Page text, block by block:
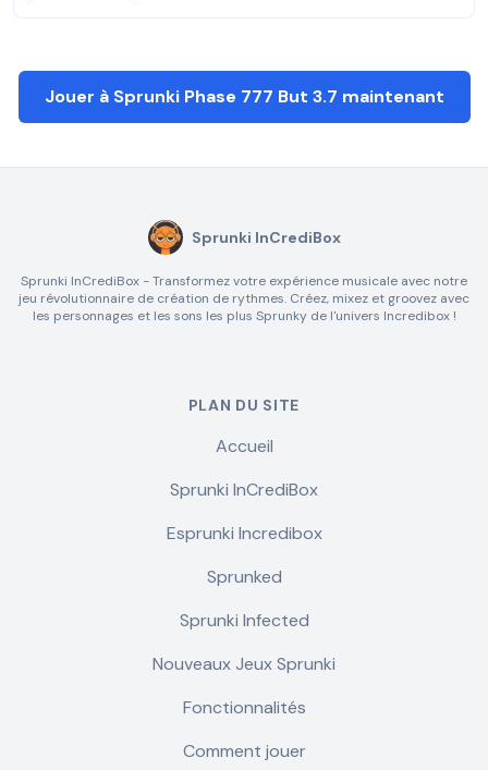
Jouer à Sprunki Phase 777 But 3.7 maintenant
Sprunki InCrediBox
Sprunki InCrediBox - Transformez votre expérience musicale avec notre
jeu révolutionnaire de création de rythmes. Créez, mixez et groovez avec
les personnages et les sons les plus Sprunky de l'univers Incredibox !
PLAN DU SITE
Accueil
Sprunki InCrediBox
Esprunki Incredibox
Sprunked
Sprunki Infected
Nouveaux Jeux Sprunki
Fonctionnalités
Comment jouer